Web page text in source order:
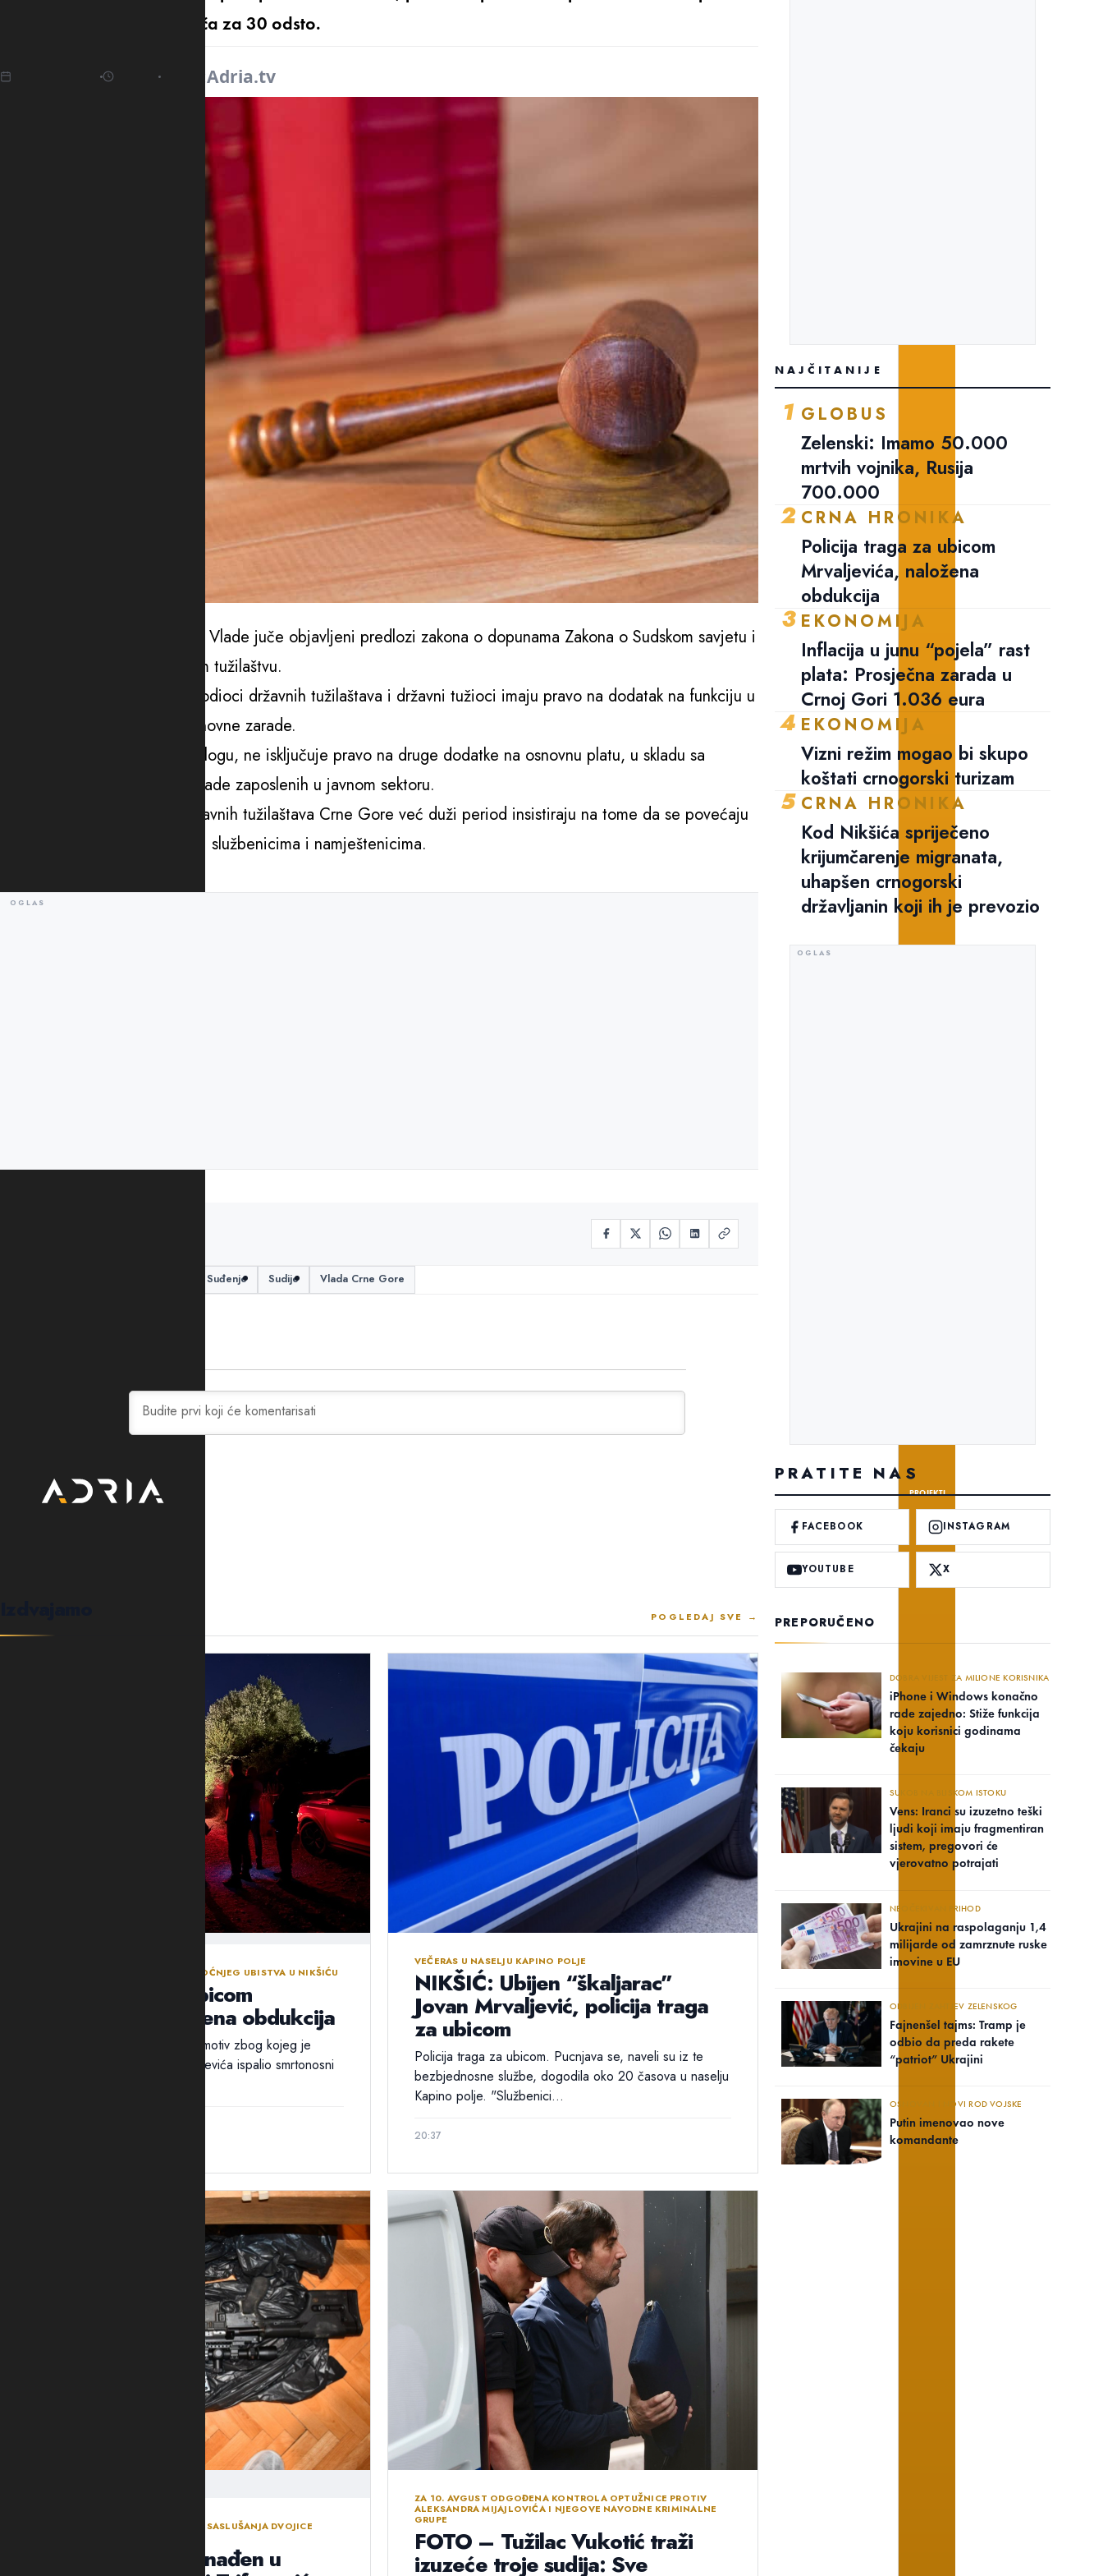
PROJEKTI
uskoro mogla da bude veća za 30 odsto.
Adria.tv
Vijesti ptenose da su na sajtu Vlade juče objavljeni predlozi zakona o dopunama Zakona o Sudskom savjetu i
sudijama i Zakona o državnom tužilaštvu.
Prema predlogu Vlade, rukovodioci državnih tužilaštava i državni tužioci imaju pravo na dodatak na funkciju u
iznosu od 30 odsto visine osnovne zarade.
Taj dodatak, kako stoji u predlogu, ne isključuje pravo na druge dodatke na osnovnu platu, u skladu sa
zakonom kojim se uređuju zarade zaposlenih u javnom sektoru.
Iz Sindikalne organizacije državnih tužilaštava Crne Gore već duži period insistiraju na tome da se povećaju
plate državnim tužiocima, ali i službenicima i namještenicima.
Suđenje Sudije Vlada Crne Gore
0KOMENTARA
POGLEDAJ SVE →
NASTAVLJENA ISTRAGA NAKON SINOĆNJEG UBISTVA U NIKŠIĆU
Policija traga za ubicom
Mrvaljevića, naložena obdukcija
Ni nakon 18 sati nije utvrđen ni motiv zbog kojeg je
ubica, navodno, u potiljak Mrvaljevića ispalio smrtonosni
VEČERAS U NASELJU KAPINO POLJE
NIKŠIĆ: Ubijen “škaljarac”
Jovan Mrvaljević, policija traga
za ubicom
Policija traga za ubicom. Pucnjava se, naveli su iz te
bezbjednosne službe, dogodila oko 20 časova u naselju
Kapino polje. "Službenici...
20:37
ODLUKA SUDIJE ZA ISTRAGU NAKON SASLUŠANJA DVOJICE
Arsenal oružja pronađen u
ZA 10. AVGUST ODGOĐENA KONTROLA OPTUŽNICE PROTIV
ALEKSANDRA MIJAJLOVIĆA I NJEGOVE NAVODNE KRIMINALNE
GRUPE
FOTO – Tužilac Vukotić traži
izuzeće troje sudija: Sve
NAJČITANIJE
1 GLOBUS
Zelenski: Imamo 50.000
mrtvih vojnika, Rusija
700.000
2 CRNA HRONIKA
Policija traga za ubicom
Mrvaljevića, naložena
obdukcija
3 EKONOMIJA
Inflacija u junu “pojela” rast
plata: Prosječna zarada u
Crnoj Gori 1.036 eura
4 EKONOMIJA
Vizni režim mogao bi skupo
koštati crnogorski turizam
5 CRNA HRONIKA
Kod Nikšića spriječeno
krijumčarenje migranata,
uhapšen crnogorski
državljanin koji ih je prevozio
PRATITE NAS
FACEBOOK INSTAGRAM
YOUTUBE X
PREPORUČENO
DOBRA VIJEST ZA MILIONE KORISNIKA
iPhone i Windows konačno
rade zajedno: Stiže funkcija
koju korisnici godinama
čekaju
SUKOB NA BLISKOM ISTOKU
Vens: Iranci su izuzetno teški
ljudi koji imaju fragmentiran
sistem, pregovori će
vjerovatno potrajati
NEOČEKIVAN PRIHOD
Ukrajini na raspolaganju 1,4
milijarde od zamrznute ruske
imovine u EU
ODBIJEN ZAHTJEV ZELENSKOG
Fajnenšel tajms: Tramp je
odbio da preda rakete
“patriot” Ukrajini
OSNOVAN I NOVI ROD VOJSKE
Putin imenovao nove
komandante